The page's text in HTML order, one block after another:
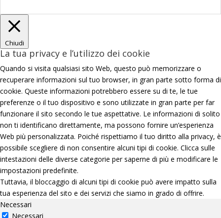
Chiudi
La tua privacy e l’utilizzo dei cookie
Quando si visita qualsiasi sito Web, questo può memorizzare o
recuperare informazioni sul tuo browser, in gran parte sotto forma di
cookie. Queste informazioni potrebbero essere su di te, le tue
preferenze o il tuo dispositivo e sono utilizzate in gran parte per far
funzionare il sito secondo le tue aspettative. Le informazioni di solito
non ti identificano direttamente, ma possono fornire un’esperienza
Web più personalizzata. Poiché rispettiamo il tuo diritto alla privacy, è
possibile scegliere di non consentire alcuni tipi di cookie. Clicca sulle
intestazioni delle diverse categorie per saperne di più e modificare le
impostazioni predefinite.
Tuttavia, il bloccaggio di alcuni tipi di cookie può avere impatto sulla
tua esperienza del sito e dei servizi che siamo in grado di offrire.
Necessari
Necessari